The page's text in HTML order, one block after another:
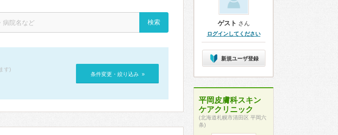
す)
条件変更・絞り込み »
ゲスト さん
ログインしてください
新規ユーザ登録
平岡皮膚科スキン
ケアクリニック
(北海道札幌市清田区 平岡六
条)